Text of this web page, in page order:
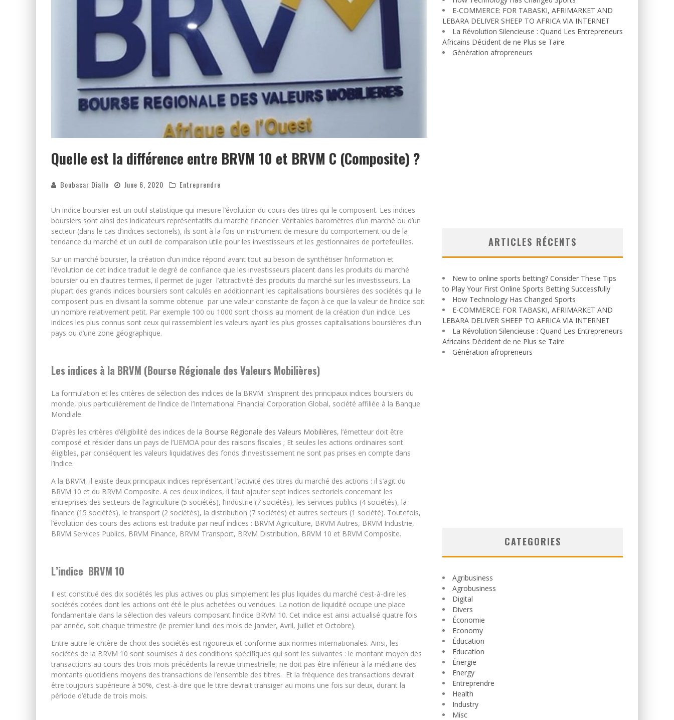
Quelle est la différence entre BRVM 10 et BRVM C (Composite) ?
Boubacar Diallo June 6, 2020 Entreprendre
Un indice boursier est un outil statistique qui mesure l’évolution du cours des titres qui le composent. Les indices
boursiers sont ainsi des indicateurs représentatifs du marché financier. Véritables baromètres d’un marché ou d’un
secteur (dans le cas d’indices sectoriels), ils sont à la fois un instrument de mesure du comportement ou de la
tendance du marché et un outil de comparaison utile pour les investisseurs et les gestionnaires de portefeuilles.
Sur un marché boursier, la création d’un indice répond avant tout au besoin de synthétiser l’information et
l’évolution de cet indice traduit le degré de confiance que les investisseurs placent dans les produits du marché
boursier ou en d’autres termes, il permet de juger l’attractivité des produits du marché sur les investisseurs. La
plupart des grands indices boursiers sont calculés en additionnant les capitalisations boursières des sociétés qui le
composent puis en divisant la somme obtenue par une valeur constante de façon à ce que la valeur de l’indice soit
un nombre relativement petit. Par exemple 100 ou 1000 sont choisis au moment de la création d’un indice. Les
indices les plus connus sont ceux qui rassemblent les valeurs ayant les plus grosses capitalisations boursières d’un
pays ou d’une zone géographique.
Les indices à la BRVM (Bourse Régionale des Valeurs Mobilières)
La formulation et les critères de sélection des indices de la BRVM s’inspirent des principaux indices boursiers du
monde, plus particulièrement de l’indice de l’International Financial Corporation Global, société affiliée à la Banque
Mondiale.
D’après les critères d’éligibilité des indices de la Bourse Régionale des Valeurs Mobilières, l’émetteur doit être
composé et résider dans un pays de l’UEMOA pour des raisons fiscales ; Et seules les actions ordinaires sont
éligibles, par conséquent les valeurs liquidatives des fonds d’investissement ne sont pas prises en compte dans
l’indice.
A la BRVM, il existe deux principaux indices représentant l’activité des titres du marché des actions : il s’agit du
BRVM 10 et du BRVM Composite. A ces deux indices, il faut ajouter sept indices sectoriels concernant les
entreprises des secteurs de l’agriculture (5 sociétés), l’industrie (7 sociétés), les services publics (4 sociétés), la
finance (15 sociétés), le transport (2 sociétés), la distribution (7 sociétés) et autres secteurs (1 société). Toutefois,
l’évolution des cours des actions est traduite par neuf indices : BRVM Agriculture, BRVM Autres, BRVM Industrie,
BRVM Services Publics, BRVM Finance, BRVM Transport, BRVM Distribution, BRVM 10 et BRVM Composite.
L’indice BRVM 10
Il est constitué des dix sociétés les plus actives ou plus simplement les plus liquides du marché c’est-à-dire les
sociétés cotées dont les actions ont été le plus achetées ou vendues. La notion de liquidité occupe une place
fondamentale dans la sélection des valeurs composant l’indice BRVM 10. Cet indice est ainsi actualisé quatre fois
par année, soit chaque trimestre (le premier lundi des mois de Janvier, Avril, Juillet et Octobre).
Entre autre le critère de choix des sociétés est rigoureux et conforme aux normes internationales. Ainsi, les
sociétés de la BRVM 10 sont soumises à des conditions spécifiques qui sont les suivantes : le montant moyen des
transactions au cours des trois mois précédents la revue trimestrielle, ne doit pas être inférieur à la médiane des
montants quotidiens moyens des transactions de l’ensemble des titres. Et la fréquence des transactions devrait
être toujours supérieure à 50%, c’est-à-dire que le titre devrait transiger au moins une fois sur deux, durant la
période d’étude de trois mois.
E-COMMERCE: FOR TABASKI, AFRIMARKET AND
LEBARA DELIVER SHEEP TO AFRICA VIA INTERNET
La Révolution Silencieuse : Quand Les Entrepreneurs
Africains Décident de ne Plus se Taire
Génération afropreneurs
ARTICLES RÉCENTS
New to online sports betting? Consider These Tips
to Play Your First Online Sports Betting Successfully
How Technology Has Changed Sports
E-COMMERCE: FOR TABASKI, AFRIMARKET AND
LEBARA DELIVER SHEEP TO AFRICA VIA INTERNET
La Révolution Silencieuse : Quand Les Entrepreneurs
Africains Décident de ne Plus se Taire
Génération afropreneurs
CATEGORIES
Agribusiness
Agrobusiness
Digital
Divers
Économie
Economy
Éducation
Education
Énergie
Energy
Entreprendre
Health
Industry
Misc